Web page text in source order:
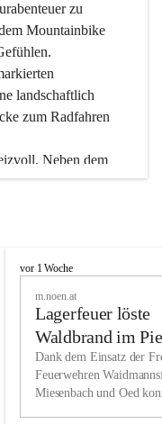
zu
Mountainbike
landschaftlich
zum Radfahren
Neben dem
gelegenen Unterberg
zum Schifahren oder
Miesenbach sowie
und urigen
liebenswerten Ort.
groß geschrieben
M
h
vor 1 Woche
m.noen.at
Lagerfeuer löste
Waldbrand im
aus
Dank dem Einsatz der
Feuerwehren
Miesenbach und Oed